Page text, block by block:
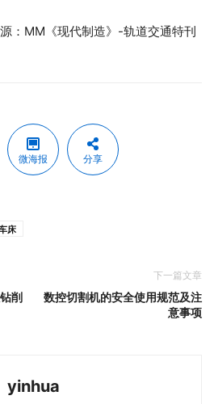
MM《现代制造》-轨道交通特刊
微海报 分享
床
削
下一篇文章
数控切割机的安全使用规范及注
意事项
yinhua